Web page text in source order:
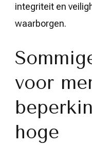
integriteit en
waarborgen.
voor
hoge